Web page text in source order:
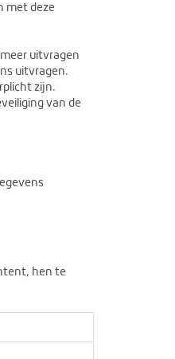
met deze
uitvragen
uitvragen.
zijn.
van de
hen te